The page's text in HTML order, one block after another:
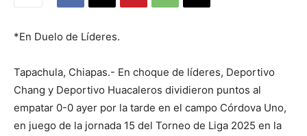
*En Duelo de Líderes.
Tapachula, Chiapas.- En choque de líderes, Deportivo
Chang y Deportivo Huacaleros dividieron puntos al
empatar 0-0 ayer por la tarde en el campo Córdova Uno,
en juego de la jornada 15 del Torneo de Liga 2025 en la